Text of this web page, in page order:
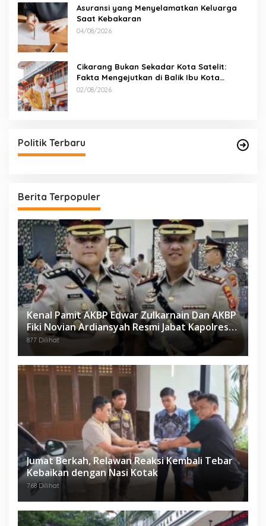
Asuransi yang Menyelamatkan Keluarga
Saat Kebakaran
04/08/2026
Cikarang Bukan Sekadar Kota Satelit:
Fakta Mengejutkan di Balik Ibu Kota
Industri Jawa…
02/08/2026
Politik Terbaru
Berita Terpopuler
Kenal Pamit AKBP Edwar Zulkarnain Dan AKBP
Fiki Novian Ardiansyah Resmi Jabat Kapolres
Karawang
877 Dilihat
Jumat Berkah, Relawan Reaksi Kembali Tebar
Kebaikan dengan Nasi Kotak
768 Dilihat